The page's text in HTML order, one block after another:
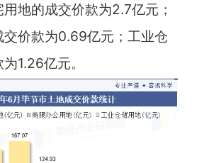
地的成交价款为2.7亿元；
价款为0.69亿元；工业仓
1.26亿元。